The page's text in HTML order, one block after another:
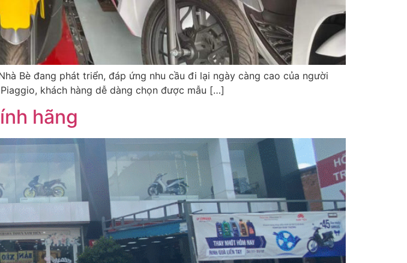
Bè đang phát triển, đáp ứng nhu cầu đi lại ngày càng cao của người
khách hàng dễ dàng chọn được mẫu […]
hãng